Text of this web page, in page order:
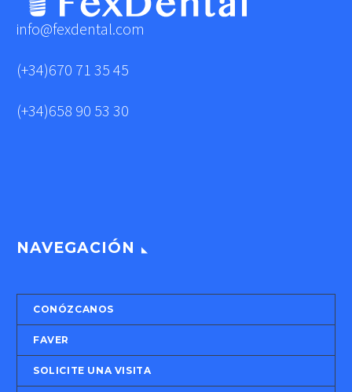
info@fexdental.com
(+34)670 71 35 45
(+34)658 90 53 30
NAVEGACIÓN
CONÓZCANOS
FAVER
SOLICITE UNA VISITA